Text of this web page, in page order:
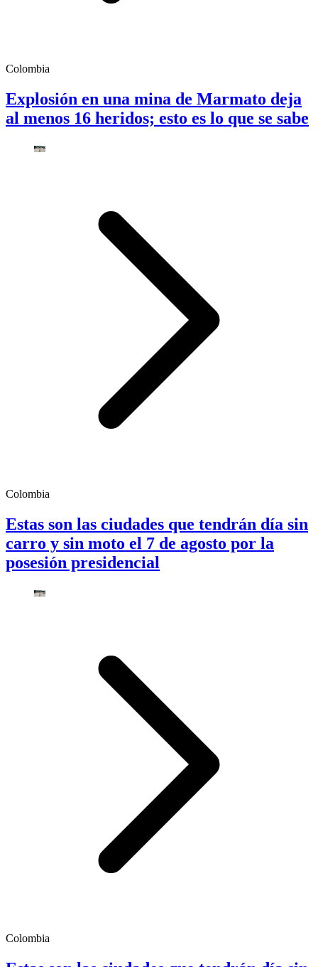
Colombia
Explosión en una mina de Marmato deja
al menos 16 heridos; esto es lo que se sabe
Colombia
Estas son las ciudades que tendrán día sin
carro y sin moto el 7 de agosto por la
posesión presidencial
Colombia